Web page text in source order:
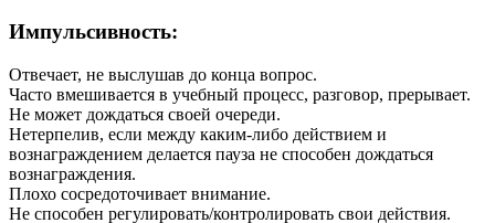
Импульсивность:
Отвечает, не выслушав до конца вопрос.
Часто вмешивается в учебный процесс, разговор, прерывает.
Не может дождаться своей очереди.
Нетерпелив, если между каким-либо действием и
вознаграждением делается пауза не способен дождаться
вознаграждения.
Плохо сосредоточивает внимание.
Не способен регулировать/контролировать свои действия.